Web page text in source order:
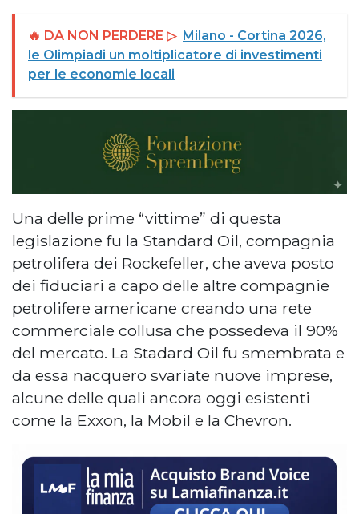
🔥 DA NON PERDERE ▷ Milano - Cortina 2026,
le Olimpiadi un moltiplicatore di investimenti
per le economie locali
Una delle prime “vittime” di questa
legislazione fu la Standard Oil, compagnia
petrolifera dei Rockefeller, che aveva posto
dei fiduciari a capo delle altre compagnie
petrolifere americane creando una rete
commerciale collusa che possedeva il 90%
del mercato. La Stadard Oil fu smembrata e
da essa nacquero svariate nuove imprese,
alcune delle quali ancora oggi esistenti
come la Exxon, la Mobil e la Chevron.